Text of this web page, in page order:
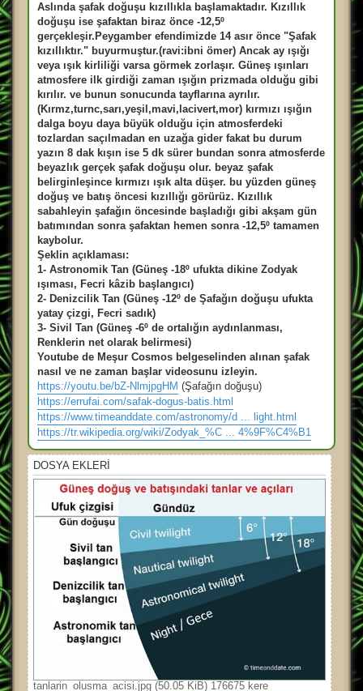
Aslında şafak doğuşu kızıllıkla başlamaktadır. Kızıllık
doğuşu ise şafaktan biraz önce -12,5º
gerçekleşir.Peygamber efendimizde 14 asır önce "Şafak
kızıllıktır." buyurmuştur.(ravi:ibni ömer) Ancak ay ışığı
veya ışık kirliliği varsa görmek zorlaşır. Güneş ışınları
atmosfere ilk girdiği zaman ışığın prizmada olduğu gibi
kırılır. ve bunun sonucunda tayflarına ayrılır.
(Kırmz,turnc,sarı,yeşil,mavi,lacivert,mor) kırmızı ışığın
dalga boyu daya büyük olduğu için atmosferdeki
tozlardan saçılmadan en uzağa gider fakat bu durum
yazın 8 dak kışın ise 5 dk sürer bundan sonra atmosferde
beyazlık gerçek şafak doğuşu olur. beyaz şafak
belirginleşince kırmızı ışık alta düşer. bu yüzden güneş
doğuş ve batış öncesi kızıllığı görürüz. Kızıllık
sabahleyin şafağın öncesinde başladığı gibi akşam gün
batımından sonra şafaktan hemen sonra -12,5º tamamen
kaybolur.
Şeklin açıklaması:
1- Astronomik Tan (Güneş -18º ufukta dikine Zodyak
ışıması, Fecri kâzib başlangıcı)
2- Denizcilik Tan (Güneş -12º de Şafağın doğuşu ufukta
yatay çizgi, Fecri sadık)
3- Sivil Tan (Güneş -6º de ortalığın aydınlanması,
Renklerin net olarak belirmesi)
Youtube de Meşur Cosmos belgeselinden alınan şafak
nasıl ve ne zaman başlar videosunu izleyin.
https://youtu.be/bZ-NlmjpgHM (Şafağın doğuşu)
https://errufai.com/safak-dogus-batis.html
https://www.timeanddate.com/astronomy/d ... light.html
https://tr.wikipedia.org/wiki/Zodyak_%C ... 4%9F%C4%B1
DOSYA EKLERI
tanlarin_olusma_acisi.jpg (50.05 KiB) 176675 kere